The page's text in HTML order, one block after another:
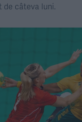
de câteva luni.